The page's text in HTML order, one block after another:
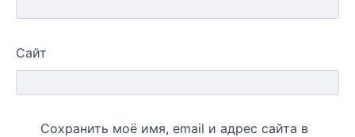
Сайт
Сохранить моё имя, email и адрес сайта в